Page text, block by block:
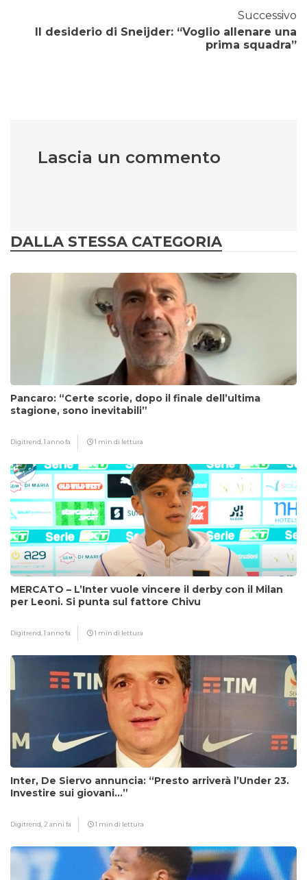
Successivo
Il desiderio di Sneijder: “Voglio allenare una
prima squadra”
Lascia un commento
DALLA STESSA CATEGORIA
Pancaro: “Certe scorie, dopo il finale dell’ultima
stagione, sono inevitabili”
Digitrend,1 anno fa 1 min di lettura
MERCATO – L’Inter vuole vincere il derby con il Milan
per Leoni. Si punta sul fattore Chivu
Digitrend,1 anno fa 1 min di lettura
Inter, De Siervo annuncia: “Presto arriverà l’Under 23.
Investire sui giovani…”
Digitrend, 2 anni fa 1 min di lettura